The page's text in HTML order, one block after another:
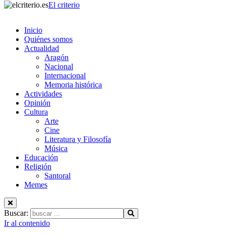
El criterio
Inicio
Quiénes somos
Actualidad
Aragón
Nacional
Internacional
Memoria histórica
Actividades
Opinión
Cultura
Arte
Cine
Literatura y Filosofía
Música
Educación
Religión
Santoral
Memes
Buscar:
Ir al contenido